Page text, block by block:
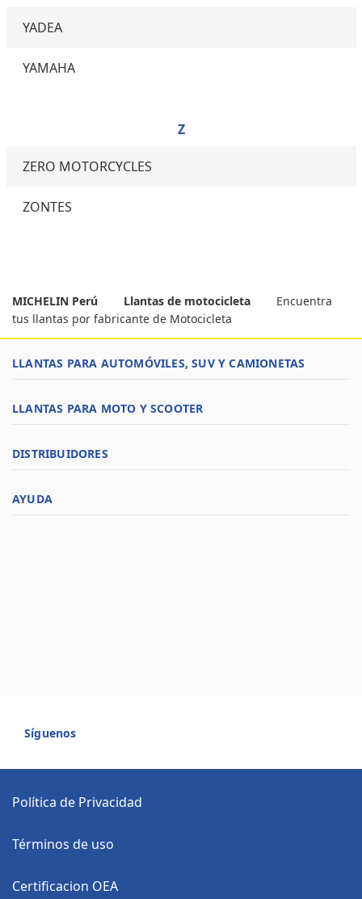
YADEA
YAMAHA
Z
ZERO MOTORCYCLES
ZONTES
MICHELIN Perú Llantas de motocicleta
Encuentra
tus llantas por fabricante de Motocicleta
LLANTAS PARA AUTOMÓVILES, SUV Y CAMIONETAS
LLANTAS PARA MOTO Y SCOOTER
DISTRIBUIDORES
AYUDA
Síguenos
Política de Privacidad
Términos de uso
Certificacion OEA